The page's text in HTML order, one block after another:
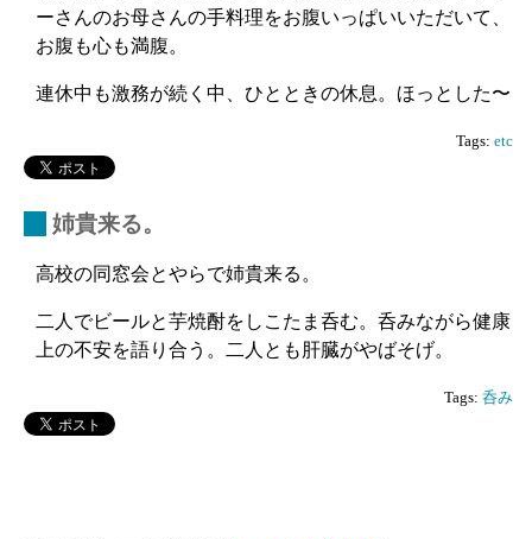
ーさんのお母さんの手料理をお腹いっぱいいただいて、
お腹も心も満腹。
連休中も激務が続く中、ひとときの休息。ほっとした〜
Tags: etc
姉貴来る。
高校の同窓会とやらで姉貴来る。
二人でビールと芋焼酎をしこたま呑む。呑みながら健康
上の不安を語り合う。二人とも肝臓がやばそげ。
Tags: 呑み